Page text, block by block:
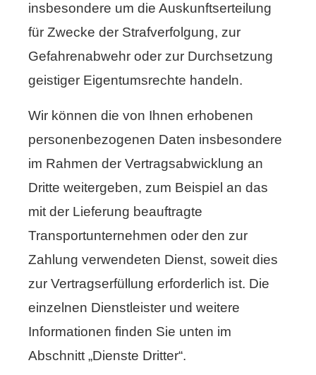
insbesondere um die Auskunftserteilung
für Zwecke der Strafverfolgung, zur
Gefahrenabwehr oder zur Durchsetzung
geistiger Eigentumsrechte handeln.
Wir können die von Ihnen erhobenen
personenbezogenen Daten insbesondere
im Rahmen der Vertragsabwicklung an
Dritte weitergeben, zum Beispiel an das
mit der Lieferung beauftragte
Transportunternehmen oder den zur
Zahlung verwendeten Dienst, soweit dies
zur Vertragserfüllung erforderlich ist. Die
einzelnen Dienstleister und weitere
Informationen finden Sie unten im
Abschnitt „Dienste Dritter“.